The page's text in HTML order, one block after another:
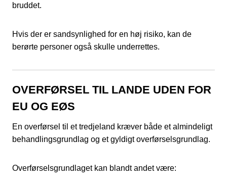
bruddet.
Hvis der er sandsynlighed for en høj risiko, kan de
berørte personer også skulle underrettes.
OVERFØRSEL TIL LANDE UDEN FOR
EU OG EØS
En overførsel til et tredjeland kræver både et almindeligt
behandlingsgrundlag og et gyldigt overførselsgrundlag.
Overførselsgrundlaget kan blandt andet være: